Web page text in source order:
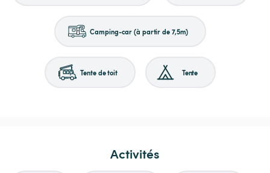
Camping-car (à partir de 7,5m)
Tente de toit Tente
Activités